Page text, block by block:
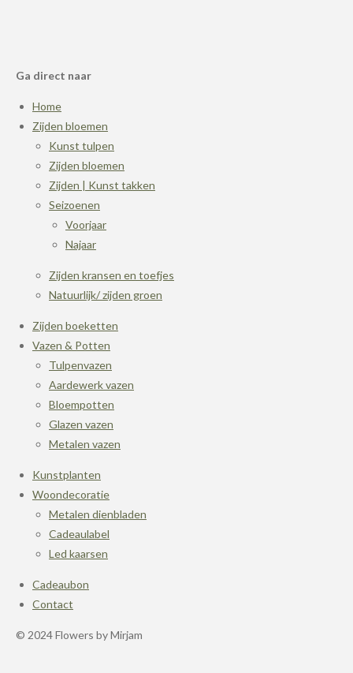
Ga direct naar
Home
Zijden bloemen
Kunst tulpen
Zijden bloemen
Zijden | Kunst takken
Seizoenen
Voorjaar
Najaar
Zijden kransen en toefjes
Natuurlijk/ zijden groen
Zijden boeketten
Vazen & Potten
Tulpenvazen
Aardewerk vazen
Bloempotten
Glazen vazen
Metalen vazen
Kunstplanten
Woondecoratie
Metalen dienbladen
Cadeaulabel
Led kaarsen
Cadeaubon
Contact
© 2024 Flowers by Mirjam